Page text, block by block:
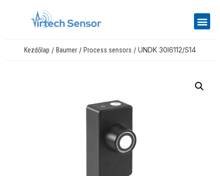
Kezdőlap / Baumer / Process sensors / UNDK 30I6112/S14